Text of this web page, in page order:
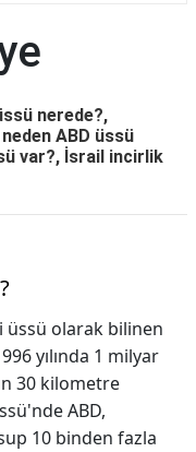
nerede?,
ABD üssü
var?, İsrail incirlik
üssü olarak bilinen
yılında 1 milyar
30 kilometre
ABD,
10 binden fazla